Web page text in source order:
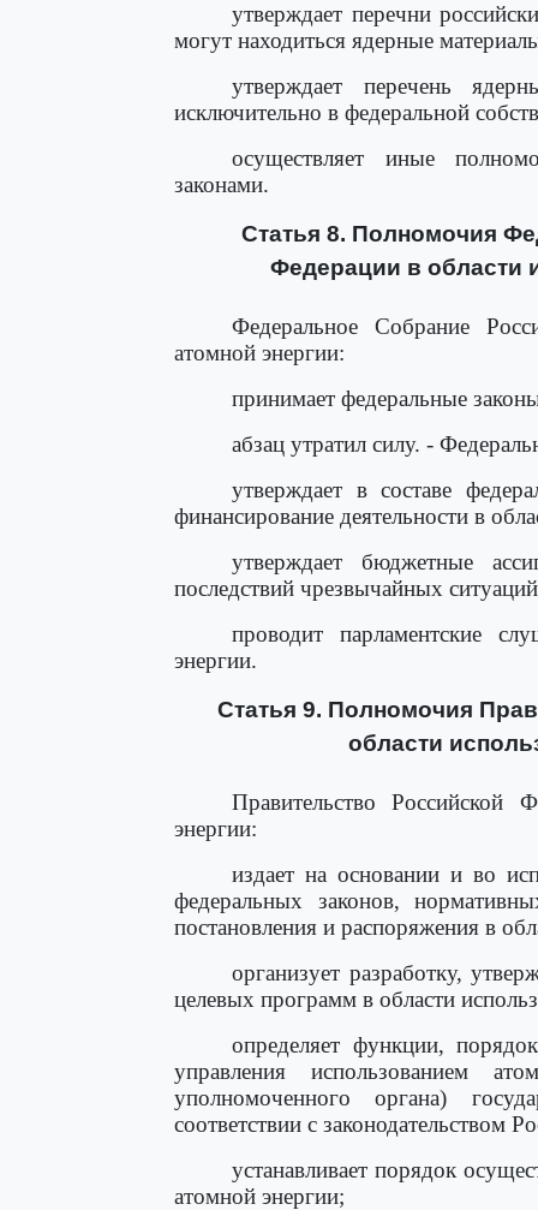
утверждает перечни
могут находиться ядерные
утверждает перечень
исключительно в федеральной
осуществляет иные
законами.
Статья 8. Полномочия
Федерации в области
Федеральное Собрание
атомной энергии:
принимает федеральные
абзац утратил силу. -
утверждает в составе
финансирование деятельности в
утверждает бюджетные
последствий чрезвычайных
проводит парламентские
энергии.
Статья 9. Полномочия
области
Правительство Российской
энергии:
издает на основании и во
федеральных законов,
постановления и распоряжения в
организует разработку,
целевых программ в области
определяет функции,
управления использованием
уполномоченного органа)
соответствии с законодательством
устанавливает порядок
атомной энергии;